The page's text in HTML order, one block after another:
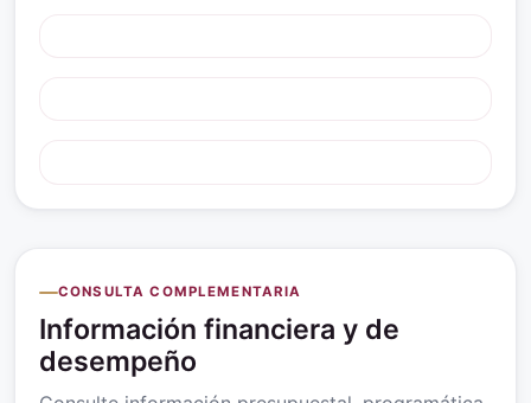
CONSULTA COMPLEMENTARIA
Información financiera y de
desempeño